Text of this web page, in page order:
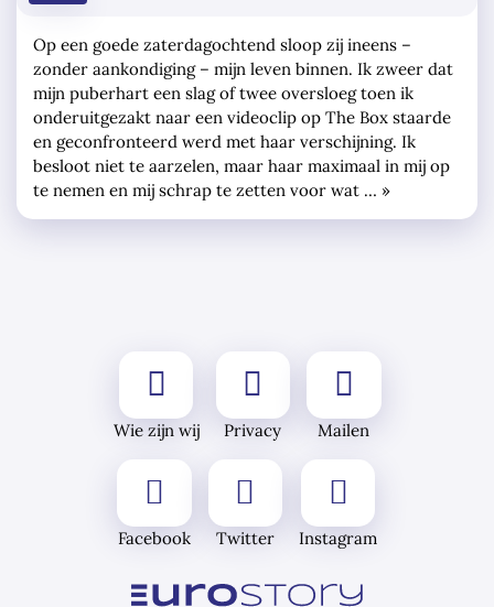
Op een goede zaterdagochtend sloop zij ineens –
zonder aankondiging – mijn leven binnen. Ik zweer dat
mijn puberhart een slag of twee oversloeg toen ik
onderuitgezakt naar een videoclip op The Box staarde
en geconfronteerd werd met haar verschijning. Ik
besloot niet te aarzelen, maar haar maximaal in mij op
te nemen en mij schrap te zetten voor wat … »
Wie zijn wij Privacy Mailen
Facebook Twitter Instagram